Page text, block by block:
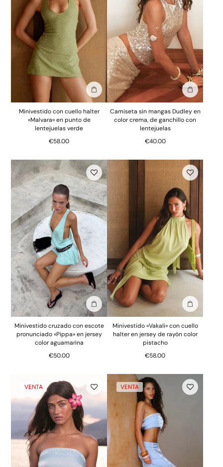
Añadir a la bolsa
Minivestido con cuello halter
«Malvara» en punto de
lentejuelas verde
€58.00
Añadir a la
Camiseta sin mangas Dudley en
color crema, de ganchillo con
lentejuelas
€40.00
Añadir a la bolsa
Minivestido cruzado con escote
pronunciado «Pippa» en jersey
color aguamarina
€50.00
Añadir a la
Minivestido «Vakali» con cuello
halter en jersey de rayón color
pistacho
€58.00
VENTA VENTA